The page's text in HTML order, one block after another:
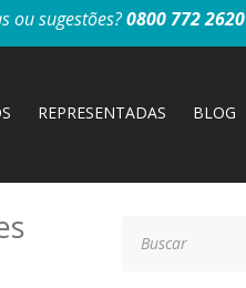
ou sugestões?0800 772 2620
REPRESENTADAS BLOG